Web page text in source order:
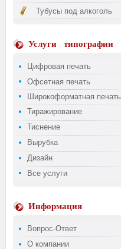
Тубусы под алкоголь
Услуги типографии
Цифровая печать
Офсетная печать
Широкоформатная печать
Тиражирование
Тиснение
Вырубка
Дизайн
Все услуги
Информация
Вопрос-Ответ
О компании